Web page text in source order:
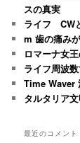
スの真実
ライフ CW
m 歯の痛み
ロマーナ女
ライフ周波
Time Waver
タルタリア
最近のコメント